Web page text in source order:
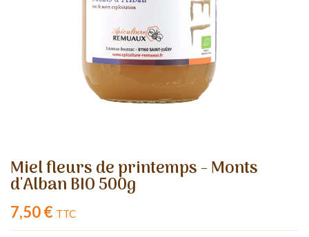
Miel fleurs de printemps - Monts
d'Alban BIO 500g
7,50 € TTC